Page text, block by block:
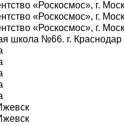
«Роскосмос», г.
«Роскосмос», г.
«Роскосмос», г.
школа №66. г. Краснодар